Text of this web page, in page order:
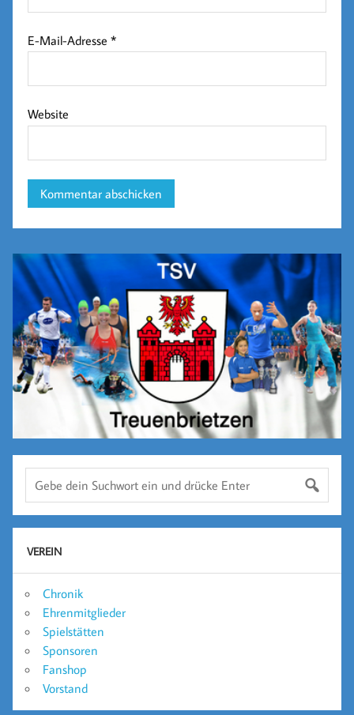
E-Mail-Adresse*
Website
VEREIN
Chronik
Ehrenmitglieder
Spielstätten
Sponsoren
Fanshop
Vorstand